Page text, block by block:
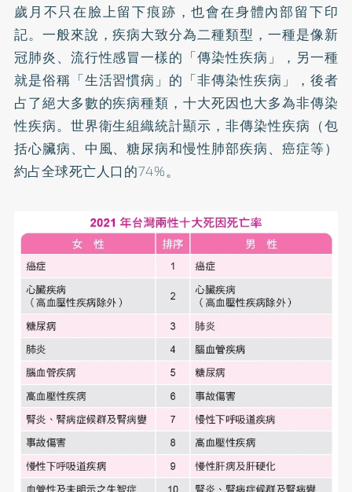
歲月不只在臉上留下痕跡，也會在身體內部留下印
記。一般來說，疾病大致分為二種類型，一種是像新
冠肺炎、流行性感冒一樣的「傳染性疾病」，另一種
就是俗稱「生活習慣病」的「非傳染性疾病」，後者
占了絕大多數的疾病種類，十大死因也大多為非傳染
性疾病。世界衛生組織統計顯示，非傳染性疾病（包
括心臟病、中風、糖尿病和慢性肺部疾病、癌症等）
約占全球死亡人口的74%。